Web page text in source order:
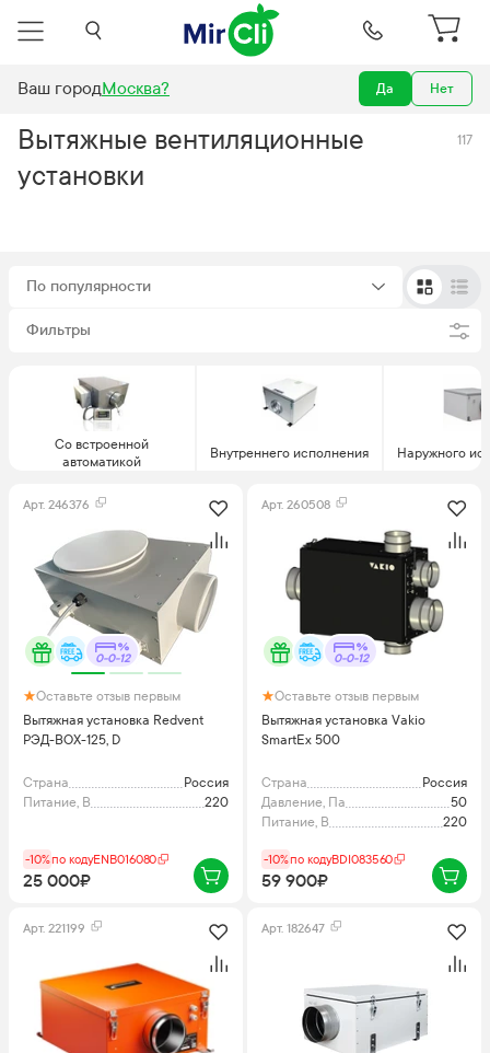
Ваш городМосква? Да Нет
ВентиляцияВентиляционные установки Вытяжные установки
Вытяжные вентиляционные
установки
117
Со встроенной
автоматикой
Внутреннего исполнения Наружного
По популярности
Фильтры
Арт. 246376
0-0-12
Оставьте отзыв первым
Вытяжная установка Redvent
РЭД-BOX-125, D
Страна
Россия
Питание, В
220
-10%по кодуENB016080
25 000₽
Арт. 260508
0-0-12
Оставьте отзыв первым
Вытяжная установка Vakio
SmartEx 500
Страна
Россия
Давление, Па
50
Питание, В
220
-10%по кодуBDI083560
59 900₽
Арт. 221199 Арт. 182647